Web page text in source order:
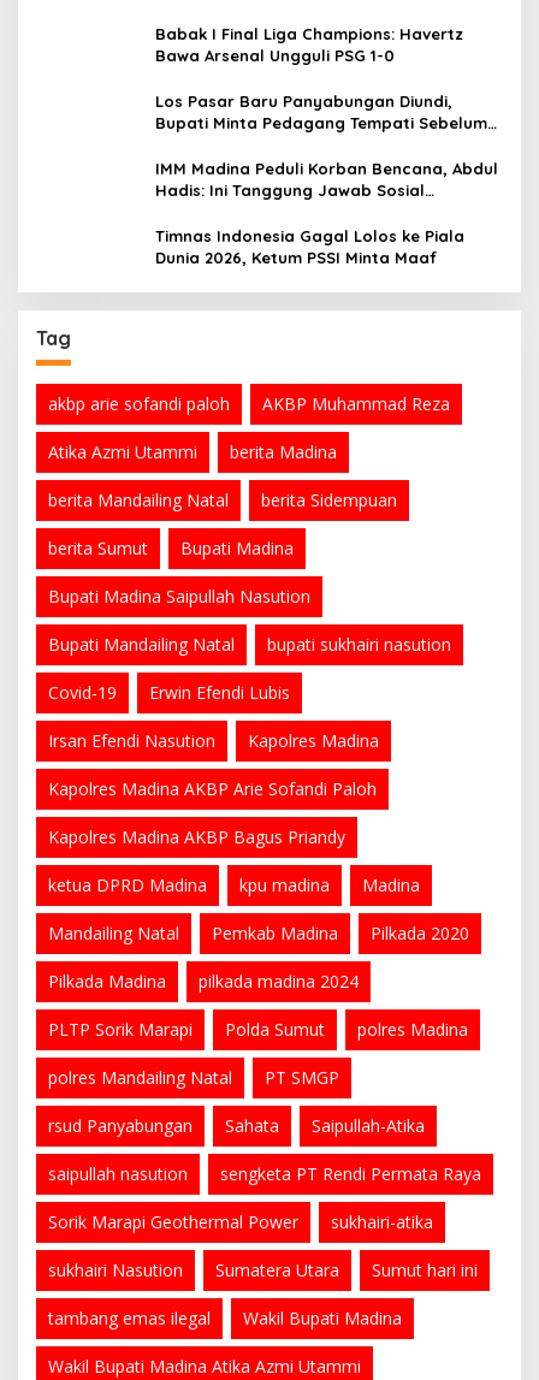
Babak I Final Liga Champions: Havertz
Bawa Arsenal Ungguli PSG 1-0
Los Pasar Baru Panyabungan Diundi,
Bupati Minta Pedagang Tempati Sebelum
IMM Madina Peduli Korban Bencana, Abdul
Hadis: Ini Tanggung Jawab Sosial
Timnas Indonesia Gagal Lolos ke Piala
Dunia 2026, Ketum PSSI Minta Maaf
Tag
akbp arie sofandi paloh AKBP Muhammad Reza
Atika Azmi Utammi berita Madina
berita Mandailing Natal berita Sidempuan
berita Sumut Bupati Madina
Bupati Madina Saipullah Nasution
Bupati Mandailing Natal bupati sukhairi nasution
Covid-19 Erwin Efendi Lubis
Irsan Efendi Nasution Kapolres Madina
Kapolres Madina AKBP Arie Sofandi Paloh
Kapolres Madina AKBP Bagus Priandy
ketua DPRD Madina kpu madina Madina
Mandailing Natal Pemkab Madina Pilkada 2020
Pilkada Madina pilkada madina 2024
PLTP Sorik Marapi Polda Sumut polres Madina
polres Mandailing Natal PT SMGP
rsud Panyabungan Sahata Saipullah-Atika
saipullah nasution sengketa PT Rendi Permata Raya
Sorik Marapi Geothermal Power sukhairi-atika
sukhairi Nasution Sumatera Utara Sumut hari ini
tambang emas ilegal Wakil Bupati Madina
Wakil Bupati Madina Atika Azmi Utammi